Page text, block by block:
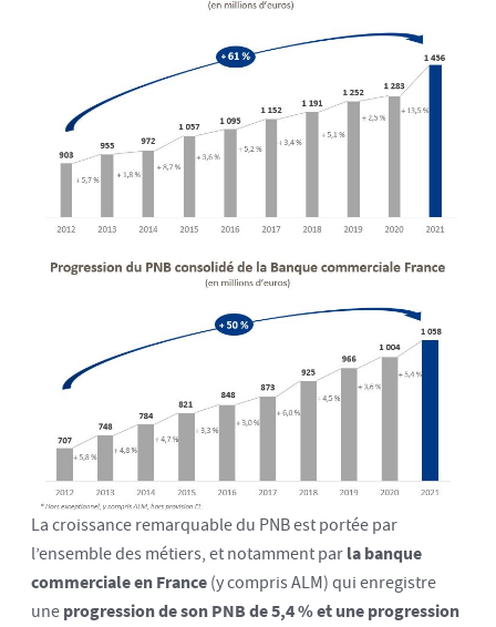
La croissance remarquable du PNB est portée par
l’ensemble des métiers, et notamment par la banque
commerciale en France (y compris ALM) qui enregistre
une progression de son PNB de 5,4 % et une progression